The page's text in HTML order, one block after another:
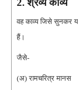
2. श्रव्य काव्य
वह काव्य जिसे सुनकर
हैं।
जैसे-
(अ) रामचरित्र मानस